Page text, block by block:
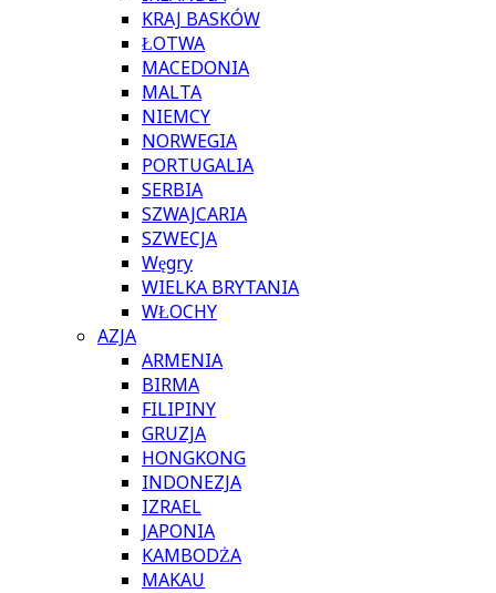
KRAJ BASKÓW
ŁOTWA
MACEDONIA
MALTA
NIEMCY
NORWEGIA
PORTUGALIA
SERBIA
SZWAJCARIA
SZWECJA
Węgry
WIELKA BRYTANIA
WŁOCHY
AZJA
ARMENIA
BIRMA
FILIPINY
GRUZJA
HONGKONG
INDONEZJA
IZRAEL
JAPONIA
KAMBODŻA
MAKAU